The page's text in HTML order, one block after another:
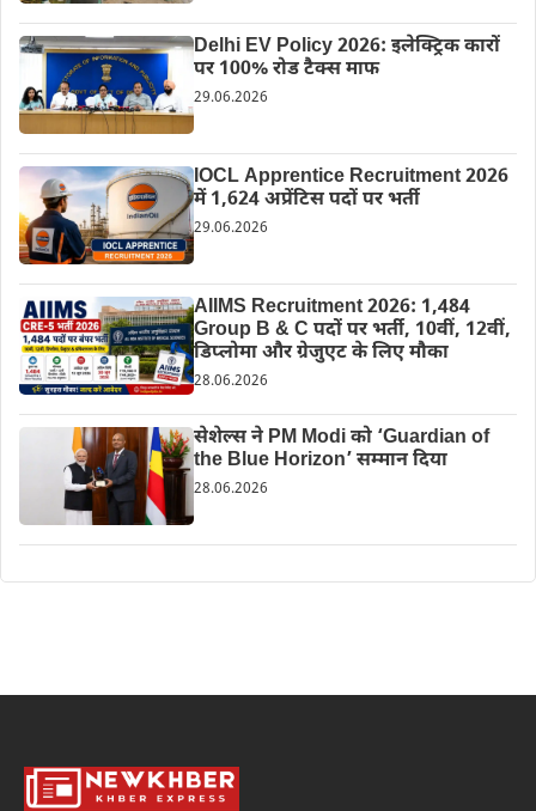
Delhi EV Policy 2026: इलेक्ट्रिक कारों
पर 100% रोड टैक्स माफ
29.06.2026
IOCL Apprentice Recruitment 2026
में 1,624 अप्रेंटिस पदों पर भर्ती
29.06.2026
AIIMS Recruitment 2026: 1,484
Group B & C पदों पर भर्ती, 10वीं, 12वीं,
डिप्लोमा और ग्रेजुएट के लिए मौका
28.06.2026
सेशेल्स ने PM Modi को ‘Guardian of
the Blue Horizon’ सम्मान दिया
28.06.2026